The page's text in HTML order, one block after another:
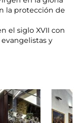
la protección de
el siglo XVII con
y